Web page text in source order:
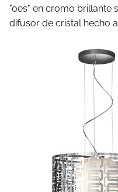
"oes" en cromo brillante
difusor de cristal hecho